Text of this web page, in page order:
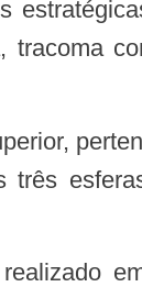
tracoma
três